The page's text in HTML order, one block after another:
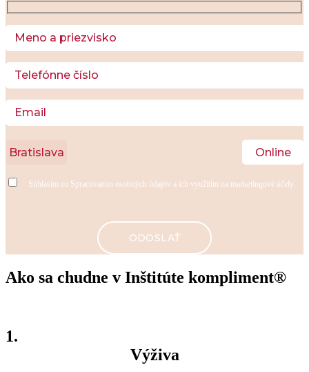
Bratislava Online
Súhlasím so Spracovaním osobných údajov a ich využitím na marketingové účely.
Ako sa chudne v Inštitúte kompliment®
1.
Výživa